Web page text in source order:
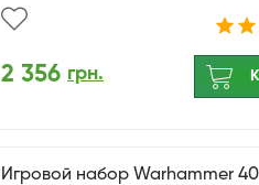
2 356 грн.
Игровой набор Warhammer